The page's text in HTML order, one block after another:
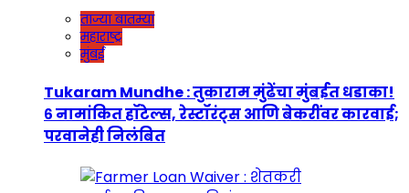
ताज्या बातम्या
महाराष्ट्र
मुंबई
Tukaram Mundhe : तुकाराम मुंढेंचा मुंबईत धडाका!
६ नामांकित हॉटेल्स, रेस्टॉरंट्स आणि बेकरींवर कारवाई;
परवानेही निलंबित